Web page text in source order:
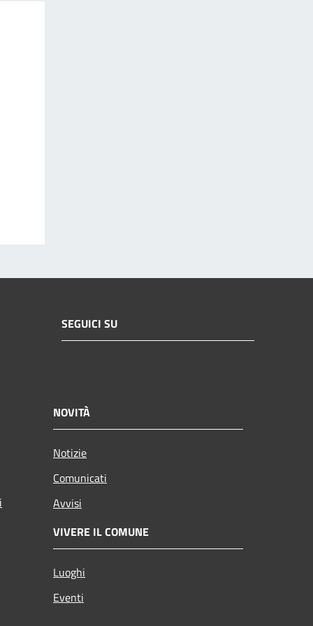
SEGUICI SU
NOVITÀ
Notizie
Comunicati
Avvisi
VIVERE IL COMUNE
Luoghi
Eventi